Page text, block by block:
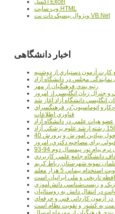
اکسل Excel
وب سايت HTML
ويژوال بيسيک دات نت VB.Net
اخبار دانشگاهی
کارت آزمون دستياري از دوشنبه
مجلس در دانشگاه آزاد
رتبه بندي فرهنگيان از مهر
و جنرال زبان انگليسي از امروز
انگليسي دانشگاه آزاد آغاز شد
اتوماسيون"در فرهنگسراي
فناوري اطلاعات
تحول بنيادين آموزش و پرورش
براي مصاحبه دکتري، امروز
پیام نور نیمسال دوم 94-93
دانشگاه جامع علمي کاربردي
نمونه شهرستان رباط کريم
استخدام پيماني 5 هزار معلم
تاريخي و ملي ايرانيان است
و زيست‌شناسي دانش‌آموزي
در انتقال دانش به روستائيان
به کشور و تقويت نظام است
فرهنگيان از مهرماه امسال